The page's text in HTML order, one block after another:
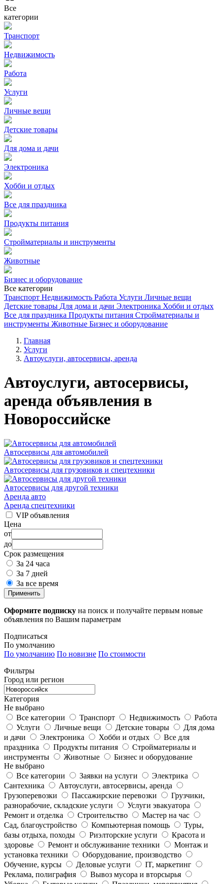
Все
категории
Транспорт
Недвижимость
Работа
Услуги
Личные вещи
Детские товары
Для дома и дачи
Электроника
Хобби и отдых
Все для праздника
Продукты питания
Стройматериалы и инструменты
Животные
Бизнес и оборудование
Все категории
Транспорт Недвижимость Работа Услуги Личные вещи
Детские товары Для дома и дачи Электроника Хобби и отдых
Все для праздника Продукты питания Стройматериалы и
инструменты Животные Бизнес и оборудование
Главная
Услуги
Автоуслуги, автосервисы, аренда
Автоуслуги, автосервисы,
аренда объявления в
Новороссийске
Автосервисы для автомобилей
Автосервисы для грузовиков и спецтехники
Автосервисы для другой техники
Аренда авто
Аренда спецтехники
VIP объявления
Цена
от
до
Срок размещения
За 24 часа
За 7 дней
За все время
Применить
Оформите подписку на поиск и получайте первым новые
объявления по Вашим параметрам
Подписаться
По умолчанию
По умолчанию По новизне По стоимости
Фильтры
Город или регион
Категория
Не выбрано
Все категории
Транспорт Недвижимость
Работа
Услуги
Личные вещи Детские товары
Для дома
и дачи
Электроника Хобби и отдых
Все для
праздника
Продукты питания
Стройматериалы и
инструменты
Животные
Бизнес и оборудование
Не выбрано
Все категории
Заявки на услуги
Электрика
Сантехника
Автоуслуги, автосервисы, аренда
Грузоперевозки
Пассажирские перевозки
Грузчики,
разнорабочие, складские услуги
Услуги эвакуатора
Ремонт и отделка
Строительство
Мастер на час
Сад, благоустройство
Компьютерная помощь
Туры,
базы отдыха, походы
Риэлторские услуги
Красота и
здоровье
Ремонт и обслуживание техники
Монтаж и
установка техники
Оборудование, производство
Обучение, курсы
Деловые услуги
IT, маркетинг
Реклама, полиграфия
Вывоз мусора и вторсырья